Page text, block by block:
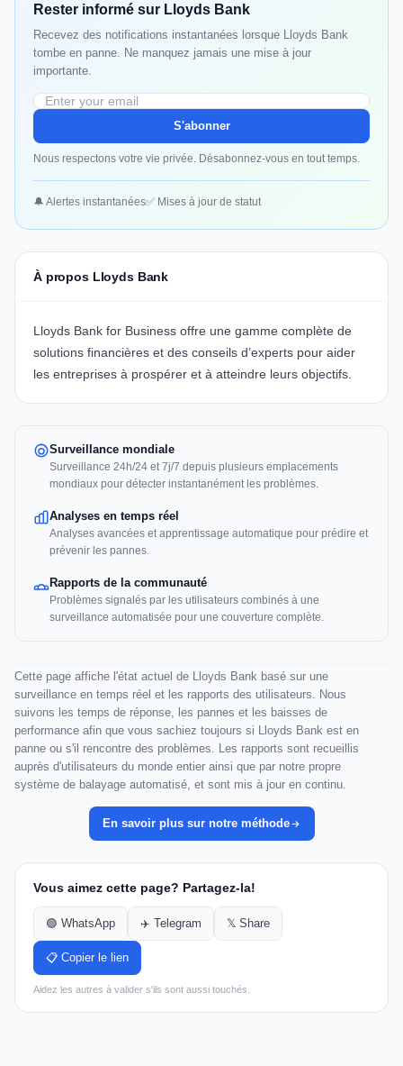
Rester informé sur Lloyds Bank
Recevez des notifications instantanées lorsque Lloyds Bank
tombe en panne. Ne manquez jamais une mise à jour
importante.
S'abonner
Nous respectons votre vie privée. Désabonnez-vous en tout temps.
🔔 Alertes instantanées✅ Mises à jour de statut
À propos Lloyds Bank
Lloyds Bank for Business offre une gamme complète de
solutions financières et des conseils d’experts pour aider
les entreprises à prospérer et à atteindre leurs objectifs.
Surveillance mondiale
Surveillance 24h/24 et 7j/7 depuis plusieurs emplacements
mondiaux pour détecter instantanément les problèmes.
Analyses en temps réel
Analyses avancées et apprentissage automatique pour prédire et
prévenir les pannes.
Rapports de la communauté
Problèmes signalés par les utilisateurs combinés à une
surveillance automatisée pour une couverture complète.
Cette page affiche l'état actuel de Lloyds Bank basé sur une
surveillance en temps réel et les rapports des utilisateurs. Nous
suivons les temps de réponse, les pannes et les baisses de
performance afin que vous sachiez toujours si Lloyds Bank est en
panne ou s'il rencontre des problèmes. Les rapports sont recueillis
auprès d'utilisateurs du monde entier ainsi que par notre propre
système de balayage automatisé, et sont mis à jour en continu.
En savoir plus sur notre méthode
Vous aimez cette page? Partagez-la!
🟢 WhatsApp ✈️ Telegram 𝕏 Share
📋 Copier le lien
Aidez les autres à valider s'ils sont aussi touchés.